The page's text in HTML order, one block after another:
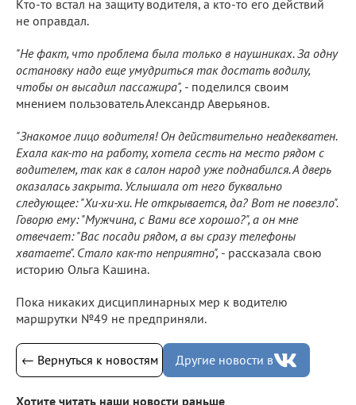
Кто-то встал на защиту водителя, а кто-то его действий
не оправдал.
"Не факт, что проблема была только в наушниках. За одну
остановку надо еще умудриться так достать водилу,
чтобы он высадил пассажира", - поделился своим
мнением пользователь Александр Аверьянов.
"Знакомое лицо водителя! Он действительно неадекватен.
Ехала как-то на работу, хотела сесть на место рядом с
водителем, так как в салон народ уже поднабился. А дверь
оказалась закрыта. Услышала от него буквально
следующее: "Хи-хи-хи. Не открывается, да? Вот не повезло".
Говорю ему: "Мужчина, с Вами все хорошо?", а он мне
отвечает: "Вас посади рядом, а вы сразу телефоны
хватаете". Стало как-то неприятно", - рассказала свою
историю Ольга Кашина.
Пока никаких дисциплинарных мер к водителю
маршрутки №49 не предприняли.
← Вернуться к новостям Другие новости в
Хотите читать наши новости раньше